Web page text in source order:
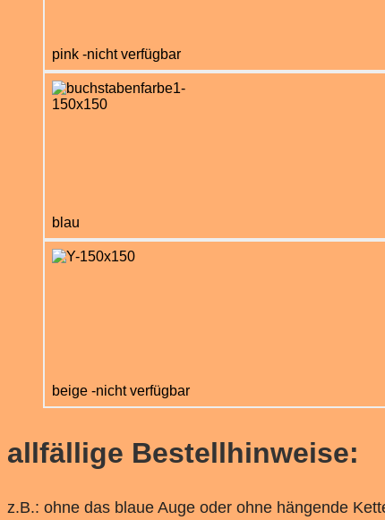
pink -nicht verfügbar
blau
beige -nicht verfügbar
allfällige Bestellhinweise:
z.B.: ohne das blaue Auge oder ohne hängende